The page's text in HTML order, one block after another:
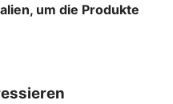
um die Produkte